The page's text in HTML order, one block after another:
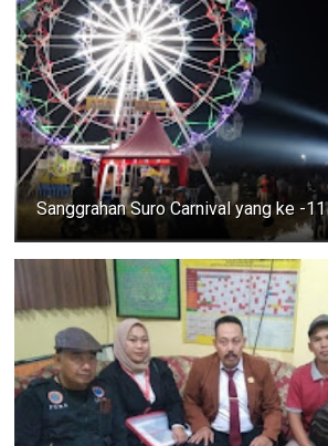
Sanggrahan Suro Carnival yang ke -11